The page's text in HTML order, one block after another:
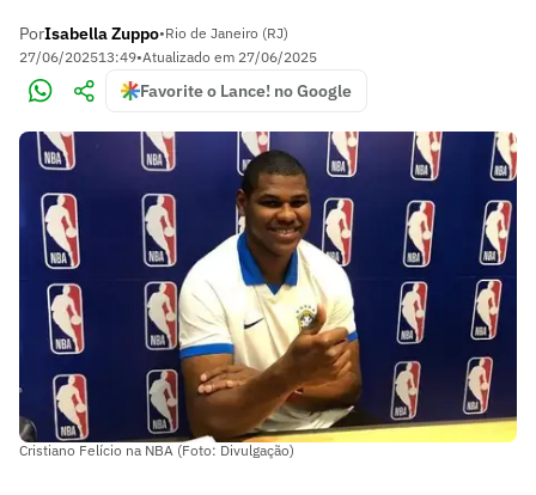
PorIsabella Zuppo•Rio de Janeiro (RJ)
27/06/202513:49•Atualizado em 27/06/2025
Favorite o Lance! no Google
Cristiano Felício na NBA (Foto: Divulgação)